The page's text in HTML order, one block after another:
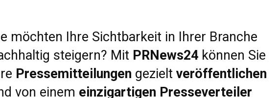
möchten Ihre Sichtbarkeit in Ihrer Branche
steigern? Mit PRNews24 können Sie
Pressemitteilungen gezielt veröffentlichen
von einem einzigartigen Presseverteiler